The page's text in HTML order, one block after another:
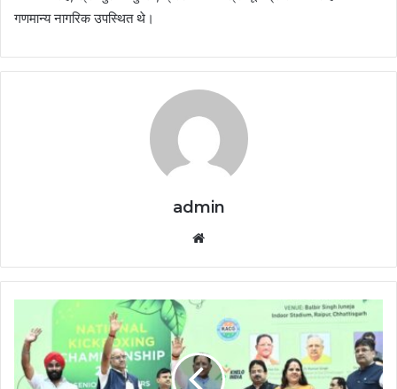
गणमान्य नागरिक उपस्थित थे।
admin